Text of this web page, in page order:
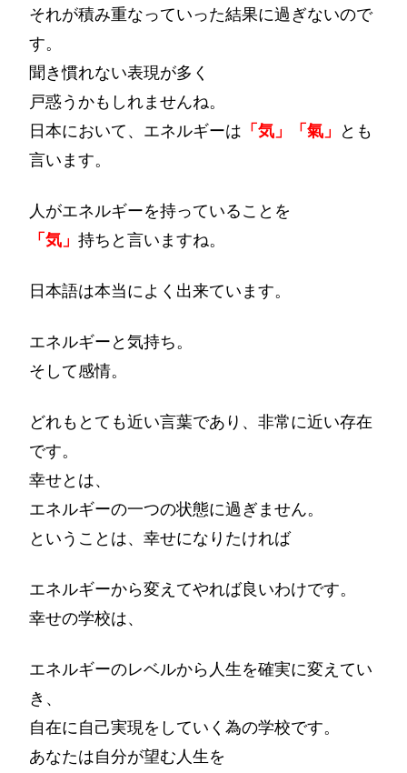
それが積み重なっていった結果に過ぎないので
す。
聞き慣れない表現が多く
戸惑うかもしれませんね。
日本において、エネルギーは 「気」「氣」 とも
言います。
人がエネルギーを持っていることを
「気」 持ちと言いますね。
日本語は本当によく出来ています。
エネルギーと気持ち。
そして感情。
どれもとても近い言葉であり、非常に近い存在
です。
幸せとは、
エネルギーの一つの状態に過ぎません。
ということは、幸せになりたければ
エネルギーから変えてやれば良いわけです。
幸せの学校は、
エネルギーのレベルから人生を確実に変えてい
き、
自在に自己実現をしていく為の学校です。
あなたは自分が望む人生を